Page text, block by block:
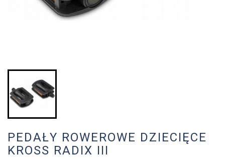
PEDAŁY ROWEROWE DZIECIĘCE
KROSS RADIX III